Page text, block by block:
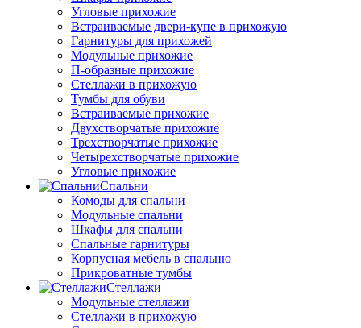
Угловые прихожие
Встраиваемые двери-купе в прихожую
Гарнитуры для прихожей
Модульные прихожие
П-образные прихожие
Стеллажи в прихожую
Тумбы для обуви
Встраиваемые прихожие
Двухстворчатые прихожие
Трехстворчатые прихожие
Четырехстворчатые прихожие
Угловые прихожие
Спальни
Комоды для спальни
Модульные спальни
Шкафы для спальни
Спальные гарнитуры
Корпусная мебель в спальню
Прикроватные тумбы
Стеллажи
Модульные стеллажи
Стеллажи в прихожую